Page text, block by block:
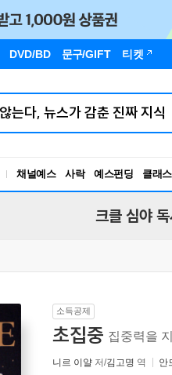
DVD/BD 문구/GIFT 티켓
채널예스 사락 예스펀딩 클래
크클 심야
소득공제
초집중 집중력을
니르 이얄 저/김고명 역 안